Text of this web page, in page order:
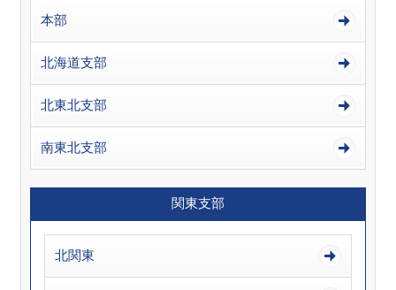
本部
北海道支部
北東北支部
南東北支部
関東支部
北関東